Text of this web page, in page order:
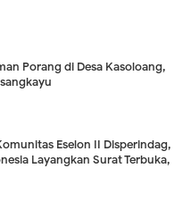
Porang di Desa Kasoloang,
Eselon II Disperindag,
Layangkan Surat Terbuka,